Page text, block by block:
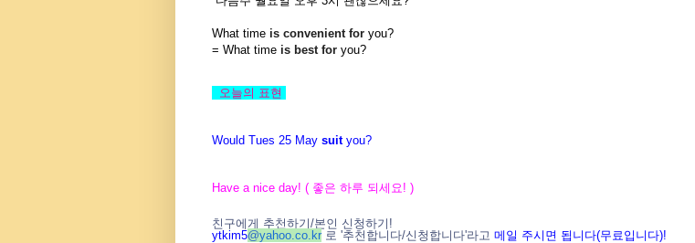
What time is convenient for you?
= What time is best for you?
오늘의 표현
Would Tues 25 May suit you?
Have a nice day! ( 좋은 하루 되세요! )
친구에게 추천하기/본인 신청하기!
ytkim5@yahoo.co.kr 로 '추천합니다/신청합니다'라고 메일 주시면 됩니다(무료입니다)!